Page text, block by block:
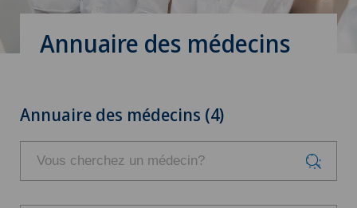
Annuaire des médecins
Annuaire des médecins (4)